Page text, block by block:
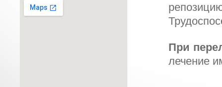
При
лечение